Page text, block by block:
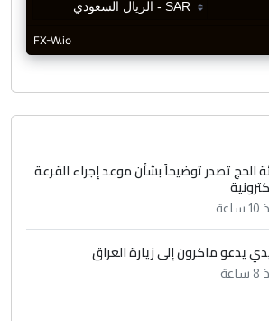
الحج تصدر توضيحاً بشأن موعد إجراء القرعة
يدعو ماكرون إلى زيارة العراق